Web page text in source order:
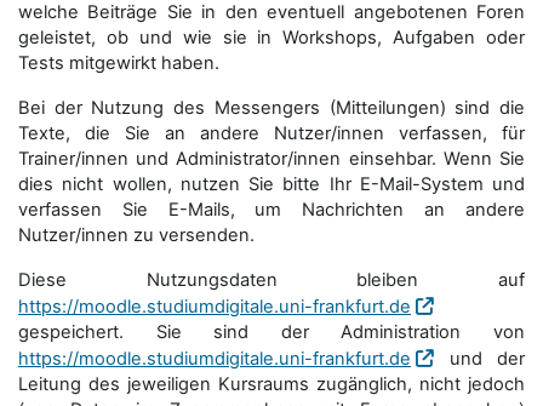
welche Beiträge Sie in den eventuell angebotenen Foren
geleistet, ob und wie sie in Workshops, Aufgaben oder
Tests mitgewirkt haben.
Bei der Nutzung des Messengers (Mitteilungen) sind die
Texte, die Sie an andere Nutzer/innen verfassen, für
Trainer/innen und Administrator/innen einsehbar. Wenn Sie
dies nicht wollen, nutzen Sie bitte Ihr E-Mail-System und
verfassen Sie E-Mails, um Nachrichten an andere
Nutzer/innen zu versenden.
Diese Nutzungsdaten bleiben auf
https://moodle.studiumdigitale.uni-frankfurt.de
gespeichert. Sie sind der Administration von
https://moodle.studiumdigitale.uni-frankfurt.de
und der
Leitung des jeweiligen Kursraums zugänglich, nicht jedoch